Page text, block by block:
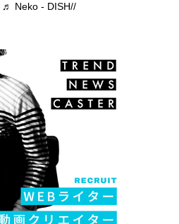
♬ Neko - DISH//